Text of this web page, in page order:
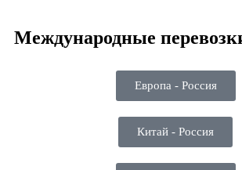
Международные
Европа - Россия
Китай - Россия